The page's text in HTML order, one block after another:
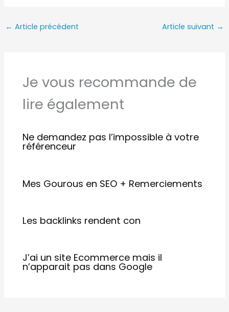
← Article précédent Article suivant →
Je vous recommande de
lire également
Ne demandez pas l’impossible à votre
référenceur
Mes Gourous en SEO + Remerciements
Les backlinks rendent con
J’ai un site Ecommerce mais il
n’apparait pas dans Google